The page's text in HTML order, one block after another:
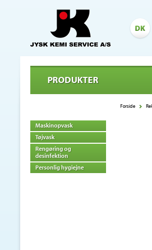
PRODUKTER
Maskinopvask
Tøjvask
Rengøring og
desinfektion
Personlig hygiejne
Forside